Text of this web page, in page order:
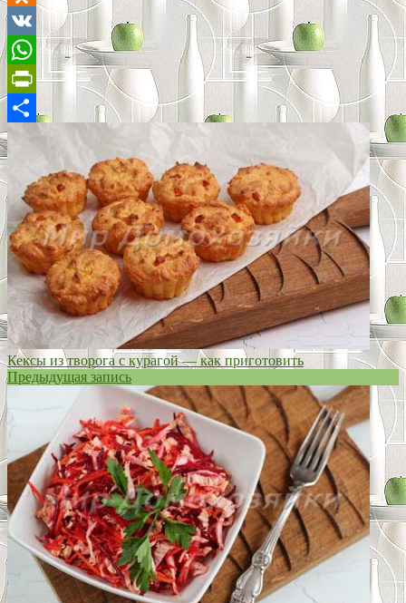
Odnoklassniki
VK
WhatsApp
PrintFriendly
Отправить
Кексы из творога с курагой — как приготовить
Предыдущая запись